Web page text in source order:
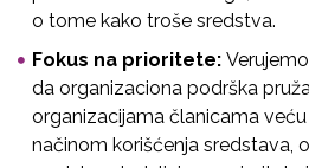
o tome kako troše sredstva.
Fokus na prioritete: Verujemo
da organizaciona podrška
organizacijama članicama
načinom korišćenja sredstava,